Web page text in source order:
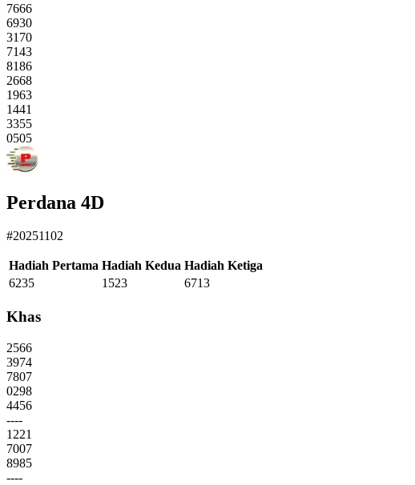
7666
6930
3170
7143
8186
2668
1963
1441
3355
0505
Perdana 4D
#20251102
Hadiah Pertama Hadiah Kedua Hadiah Ketiga
6235
1523 6713
Khas
2566
3974
7807
0298
4456
----
1221
7007
8985
----